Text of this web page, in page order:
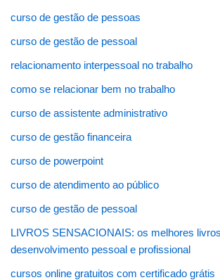
curso de gestão de pessoas
curso de gestão de pessoal
relacionamento interpessoal no trabalho
como se relacionar bem no trabalho
curso de assistente administrativo
curso de gestão financeira
curso de powerpoint
curso de atendimento ao público
curso de gestão de pessoal
LIVROS SENSACIONAIS: os melhores
desenvolvimento pessoal e profissional
cursos online gratuitos com certificado grátis